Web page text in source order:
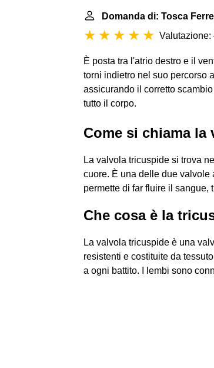
Domanda di: Tosca
Valutazione:
È posta tra l'atrio destro e il
torni indietro nel suo percorso
assicurando il corretto
tutto il corpo.
Come si chiama la
La valvola tricuspide si trova
cuore. È una delle due valvole
permette di far fluire il sangue,
Che cosa è la
La valvola tricuspide è una
resistenti e costituite da
a ogni battito. I lembi sono